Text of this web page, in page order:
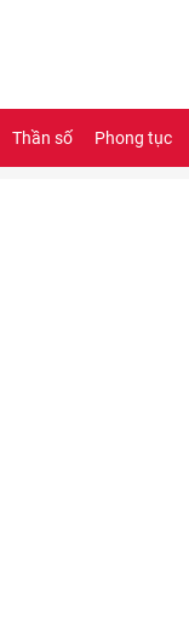
Thần số Phong tục